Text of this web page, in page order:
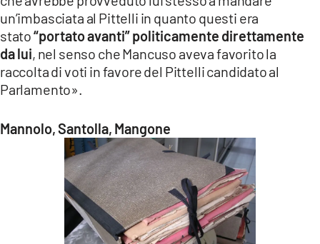
un’imbasciata al Pittelli in quanto questi era
stato“portato avanti” politicamente direttamente
da lui, nel senso che Mancuso aveva favorito la
raccolta di voti in favore del Pittelli candidato al
Parlamento».
Mannolo, Santolla, Mangone